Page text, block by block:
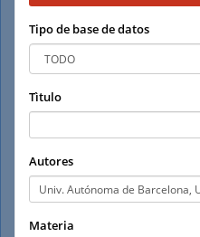
Tipo de base de datos
Tìtulo
Autores
Materia